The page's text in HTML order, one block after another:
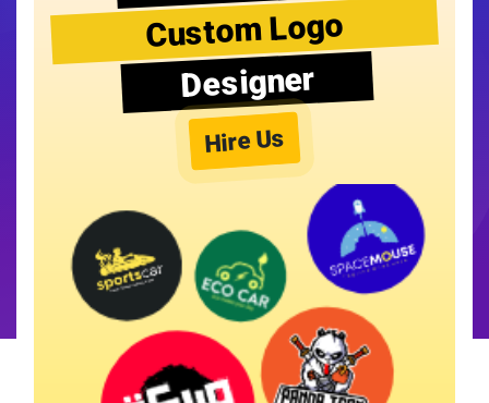
Custom Logo
Designer
Hire Us